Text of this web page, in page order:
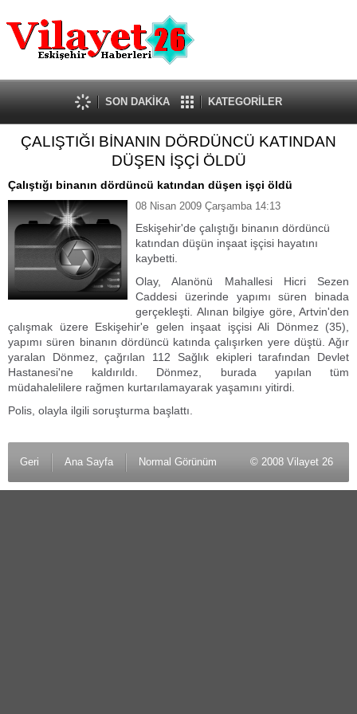
Güncel
Ekonomi
Politika
Eğitim
Spor
Kültür-Sanat
Röportaj
Tanıtım Yazısı
SON DAKİKA KATEGORİLER
ÇALIŞTIĞI BİNANIN DÖRDÜNCÜ KATINDAN
DÜŞEN İŞÇİ ÖLDÜ
Çalıştığı binanın dördüncü katından düşen işçi öldü
08 Nisan 2009 Çarşamba 14:13
Eskişehir'de çalıştığı binanın dördüncü
katından düşün inşaat işçisi hayatını
kaybetti.
Olay, Alanönü Mahallesi Hicri Sezen
Caddesi üzerinde yapımı süren binada
gerçekleşti. Alınan bilgiye göre, Artvin'den
çalışmak üzere Eskişehir'e gelen inşaat işçisi Ali Dönmez (35),
yapımı süren binanın dördüncü katında çalışırken yere düştü. Ağır
yaralan Dönmez, çağrılan 112 Sağlık ekipleri tarafından Devlet
Hastanesi'ne kaldırıldı. Dönmez, burada yapılan tüm
müdahalelilere rağmen kurtarılamayarak yaşamını yitirdi.
Polis, olayla ilgili soruşturma başlattı.
Geri Ana Sayfa Normal Görünüm © 2008 Vilayet 26